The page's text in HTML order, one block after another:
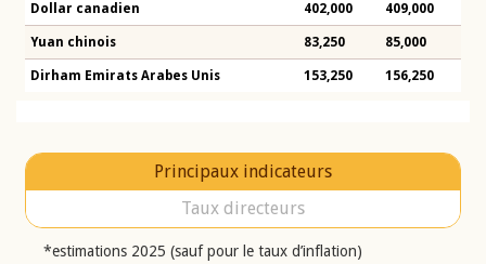
Dollar canadien 402,000 409,000
Yuan chinois 83,250 85,000
Dirham Emirats Arabes Unis 153,250 156,250
Principaux indicateurs
Taux directeurs
*estimations 2025 (sauf pour le taux d’inflation)